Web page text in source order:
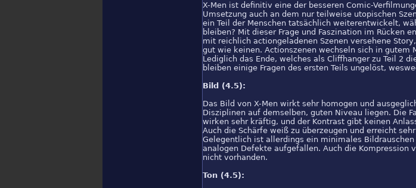
X-Men ist definitiv eine der besseren Comic-
Umsetzung auch an dem nur teilweise utopischen
ein Teil der Menschen tatsächlich weiterentwickelt,
bleiben? Mit dieser Frage und Faszination im Rücken
mit reichlich actiongeladenen Szenen versehene
gut wie keinen. Actionszenen wechseln sich in gutem
Lediglich das Ende, welches als Cliffhanger zu Teil 2
bleiben einige Fragen des ersten Teils ungelöst,
Bild (4.5):
Das Bild von X-Men wirkt sehr homogen und
Disziplinen auf demselben, guten Niveau liegen. Die
wirken sehr kräftig, und der Kontrast gibt keinen
Auch die Schärfe weiß zu überzeugen und erreicht
Gelegentlich ist allerdings ein minimales
analogen Defekte aufgefallen. Auch die Kompression
nicht vorhanden.
Ton (4.5):